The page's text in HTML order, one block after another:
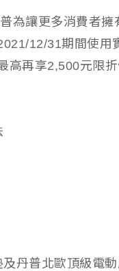
為讓更多消費者
12/31期間使用
高再享2,500元限
丹普北歐頂級電